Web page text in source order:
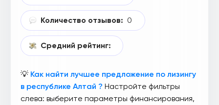
Количество отзывов: 0
Средний рейтинг:
💡 Как найти лучшее предложение по лизингу
в республике Алтай ? Настройте фильтры
слева: выберите параметры финансирования,